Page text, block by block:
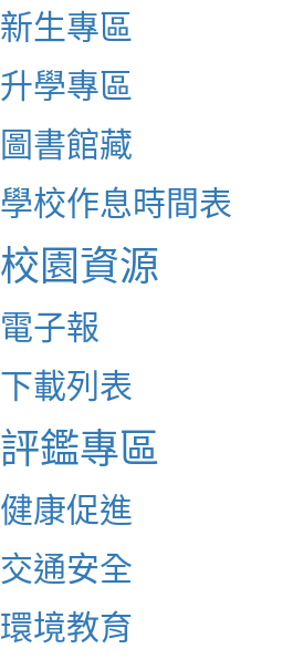
新生專區
升學專區
圖書館藏
學校作息時間表
校園資源
電子報
下載列表
評鑑專區
健康促進
交通安全
環境教育